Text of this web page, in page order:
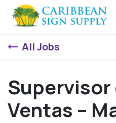
Skip to Content
All Jobs
Supervisor
Ventas –